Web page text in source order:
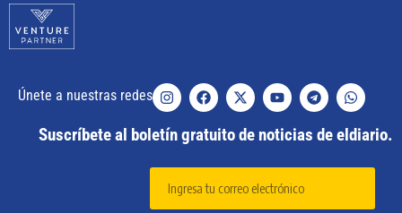
Únete a nuestras redes
Suscríbete al boletín gratuito de noticias de eldiario.